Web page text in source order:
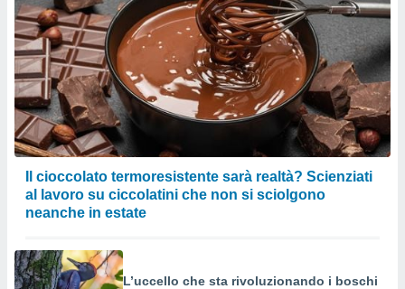
Il cioccolato termoresistente sarà realtà? Scienziati
al lavoro su ciccolatini che non si sciolgono
neanche in estate
L’uccello che sta rivoluzionando i boschi